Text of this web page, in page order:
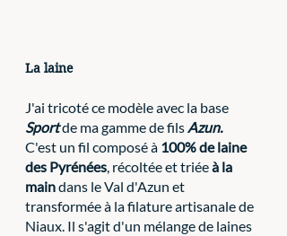
La laine
J'ai tricoté ce modèle avec la base
Sport de ma gamme de fils Azun.
C'est un fil composé à 100% de laine
des Pyrénées, récoltée et triée à la
main dans le Val d'Azun et
transformée à la filature artisanale de
Niaux. Il s'agit d'un mélange de laines